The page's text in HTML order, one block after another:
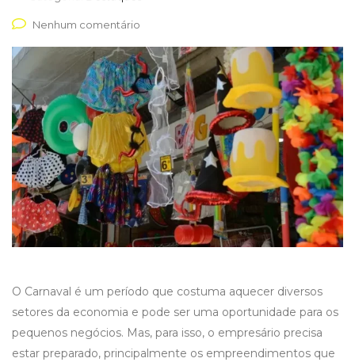
Nenhum comentário
O Carnaval é um período que costuma aquecer diversos
setores da economia e pode ser uma oportunidade para os
pequenos negócios. Mas, para isso, o empresário precisa
estar preparado, principalmente os empreendimentos que